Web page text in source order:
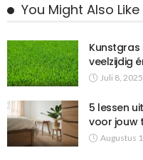
You Might Also Like
Kunstgras
veelzijdig
Juli 8, 2025
5 lessen
voor jouw
Augustus